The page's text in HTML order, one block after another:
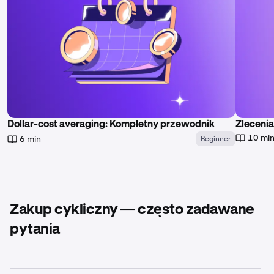
Dollar-cost averaging: Kompletny przewodnik
6 min Beginner 10
Zakup cykliczny — często zadawane
pytania